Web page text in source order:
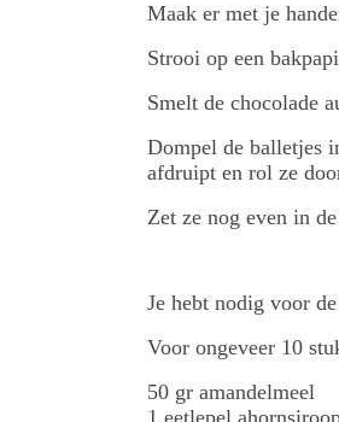
Maak er met je
Strooi op een
Smelt de chocolade
Dompel de balletjes
afdruipt en rol ze
Zet ze nog even in
Je hebt nodig voor
Voor ongeveer 10
50 gr amandelmeel
1 eetlepel